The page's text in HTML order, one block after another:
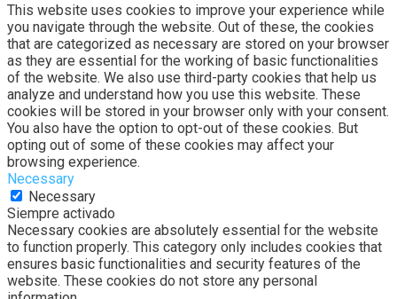
This website uses cookies to improve your experience while
you navigate through the website. Out of these, the cookies
that are categorized as necessary are stored on your browser
as they are essential for the working of basic functionalities
of the website. We also use third-party cookies that help us
analyze and understand how you use this website. These
cookies will be stored in your browser only with your consent.
You also have the option to opt-out of these cookies. But
opting out of some of these cookies may affect your
browsing experience.
Necessary
Necessary
Siempre activado
Necessary cookies are absolutely essential for the website
to function properly. This category only includes cookies that
ensures basic functionalities and security features of the
website. These cookies do not store any personal